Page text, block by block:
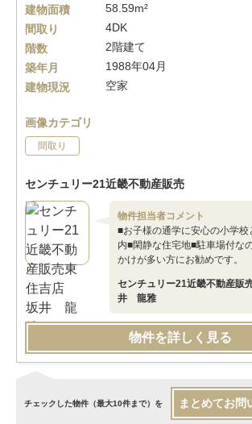
建物面積
58.59m²
間取り
4DK
階数
2階建て
築年月
1988年04月
建物現況
空家
画像カテゴリ
間取り
センチュリー21近畿不動産販売
物件担当者コメント
■お子様の通学に安心の小学校
内■閑静な住宅地■駐車場付な
かけが多い方にお勧めです。
センチュリー21近畿不動産
井 龍雅
物件を詳しく見る
チェックした物件（最大10件まで）を まとめてお問